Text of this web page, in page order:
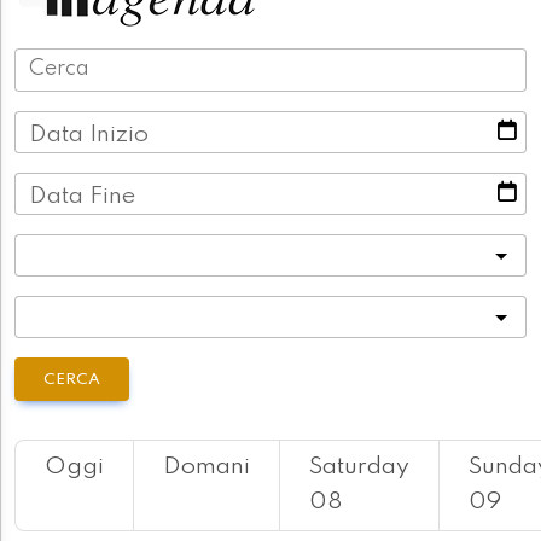
Data Inizio
Data Fine
CERCA
Oggi Domani
Saturday
08
09